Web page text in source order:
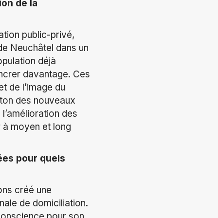
de la
public-privé,
Neuchâtel dans un
déjà
davantage. Ces
de l’image du
des nouveaux
des
moyen et long
pour quels
créé une
de domiciliation.